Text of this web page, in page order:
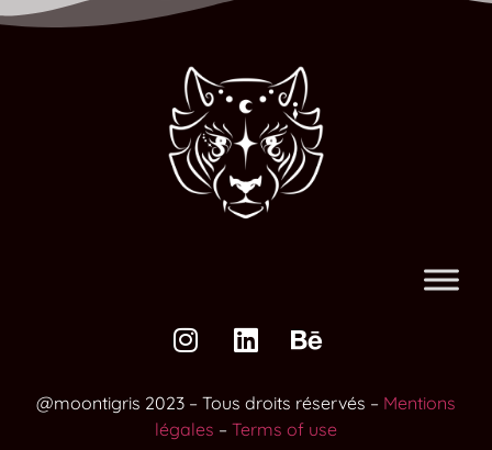
@moontigris 2023 – Tous droits réservés – Mentions
légales – Terms of use